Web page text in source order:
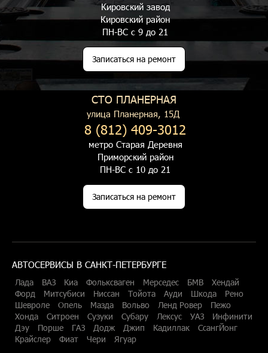
Кировский завод
Кировский район
ПН-ВС с 9 до 21
Записаться на ремонт
СТО ПЛАНЕРНАЯ
улица Планерная, 15Д
8 (812) 409-3012
метро Старая Деревня
Приморский район
ПН-ВС с 10 до 21
Записаться на ремонт
АВТОСЕРВИСЫ В САНКТ-ПЕТЕРБУРГЕ
Лада ВАЗ Киа Фольксваген Мерседес БМВ
Хендай
Форд
Митсубиси Ниссан Тойота Ауди Шкода
Рено
Шевроле
Опель Мазда Вольво Ленд Ровер
Пежо
Хонда
Ситроен Сузуки Субару Лексус УАЗ
Инфинити
Дэу
Порше ГАЗ Додж Джип Кадиллак
СсангЙонг
Крайслер
Фиат Чери Ягуар